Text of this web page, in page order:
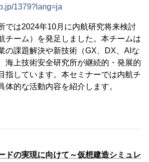
1379?lang=ja
では2024年10月に内航研究将来検討
チーム）を発足しました。本チームは
の課題解決や新技術（GX、DX、AIな
海上技術安全研究所が継続的・発展的
指しています。本セミナーでは内航チ
体的な活動内容を紹介します。
ドの実現に向けて～仮想建造シミュレ